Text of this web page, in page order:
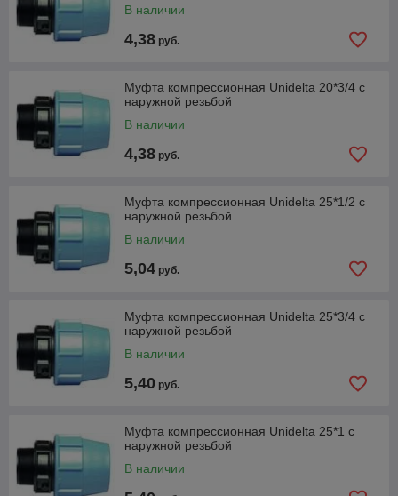
В наличии
4,38 руб.
Муфта компрессионная Unidelta 20*3/4 с
наружной резьбой
В наличии
4,38 руб.
Муфта компрессионная Unidelta 25*1/2 с
наружной резьбой
В наличии
5,04 руб.
Муфта компрессионная Unidelta 25*3/4 с
наружной резьбой
В наличии
5,40 руб.
Муфта компрессионная Unidelta 25*1 с
наружной резьбой
В наличии